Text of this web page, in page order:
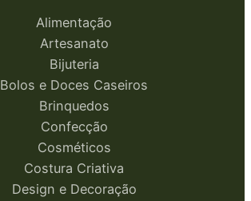
Alimentação
Artesanato
Bijuteria
Bolos e Doces Caseiros
Brinquedos
Confecção
Cosméticos
Costura Criativa
Design e Decoração